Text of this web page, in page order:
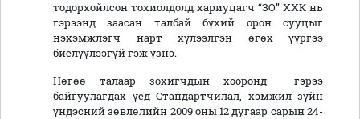
тодорхойлсон тохиолдолд хариуцагч “ЗО” ХХК нь
гэрээнд заасан талбай бүхий орон сууцыг
нэхэмжлэгч нарт хүлээлгэн өгөх үүргээ
биелүүлээгүй гэж үзнэ.
Нөгөө талаар зохигчдын хооронд гэрээ
байгуулагдах үед Стандартчилал, хэмжил зүйн
үндэсний зөвлөлийн 2009 оны 12 дугаар сарын 24-